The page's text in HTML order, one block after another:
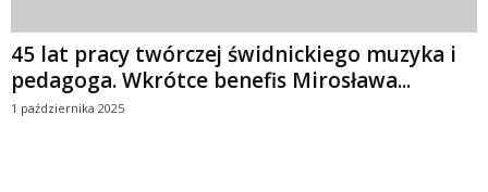
45 lat pracy twórczej świdnickiego muzyka i
pedagoga. Wkrótce benefis Mirosława...
1 października 2025